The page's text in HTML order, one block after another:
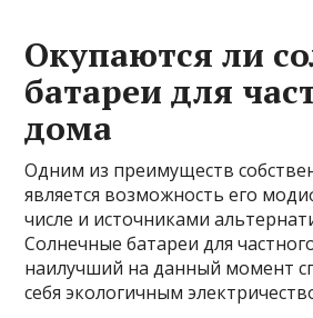
Окупаются ли
батареи для
дома
Одним из преимуществ
является возможность его
числе и источниками
Солнечные батареи для
наилучший на данный момент
себя экологичным